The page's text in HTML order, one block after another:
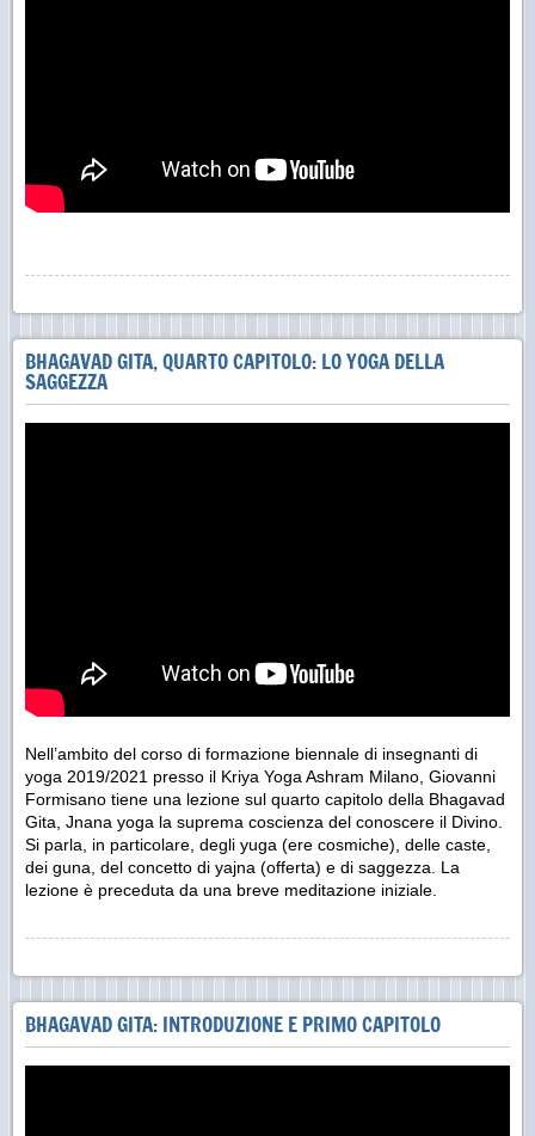
BHAGAVAD GITA, QUARTO CAPITOLO: LO YOGA DELLA
SAGGEZZA
Nell’ambito del corso di formazione biennale di insegnanti di
yoga 2019/2021 presso il Kriya Yoga Ashram Milano, Giovanni
Formisano tiene una lezione sul quarto capitolo della Bhagavad
Gita, Jnana yoga la suprema coscienza del conoscere il Divino.
Si parla, in particolare, degli yuga (ere cosmiche), delle caste,
dei guna, del concetto di yajna (offerta) e di saggezza. La
lezione è preceduta da una breve meditazione iniziale.
BHAGAVAD GITA: INTRODUZIONE E PRIMO CAPITOLO